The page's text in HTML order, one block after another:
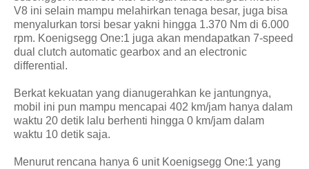
V8 ini selain mampu melahirkan tenaga besar, juga bisa
menyalurkan torsi besar yakni hingga 1.370 Nm di 6.000
rpm. Koenigsegg One:1 juga akan mendapatkan 7-speed
dual clutch automatic gearbox and an electronic
differential.
Berkat kekuatan yang dianugerahkan ke jantungnya,
mobil ini pun mampu mencapai 402 km/jam hanya dalam
waktu 20 detik lalu berhenti hingga 0 km/jam dalam
waktu 10 detik saja.
Menurut rencana hanya 6 unit Koenigsegg One:1 yang